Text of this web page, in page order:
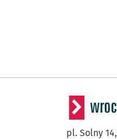
pl. Solny 14,